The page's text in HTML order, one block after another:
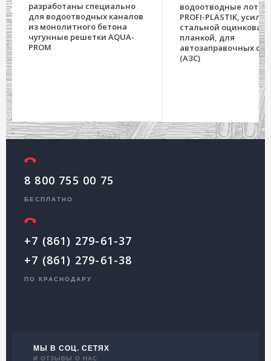
разработаны специально
для водоотводных каналов
из монолитного бетона
чугунные решетки AQUA-
PROM
водоотводные лотки
PROFI-PLASTIK,
стальной
планкой, для
автозаправочных
(АЗС)
8 800 755 00 75
БЕСПЛАТНО
+7 (861) 279-61-37
+7 (861) 279-61-38
ПО КРАСНОДАРУ
МЫ В СОЦ. СЕТЯХ
И ОТЗЫВЫ О НАС